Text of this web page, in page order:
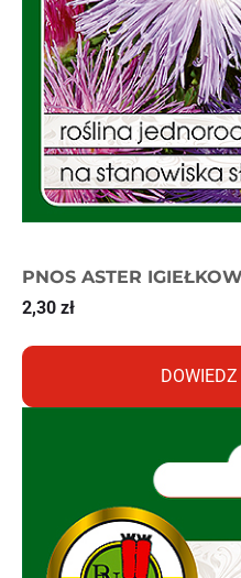
PNOS ASTER
2,30 zł